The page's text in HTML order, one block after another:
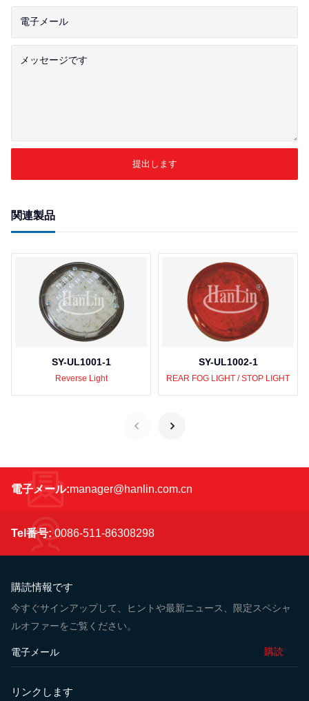
提出します
関連製品
SY-UL1001-1
Reverse Light
SY-UL1002-1
REAR FOG LIGHT / STOP LIGHT
電子メール:manager@hanlin.com.cn
Tel番号: 0086-511-86308298
リンクします
購読情報です
今すぐサインアップして、ヒントや最新ニュース、限定スペシャ
ルオファーをご覧ください。
購読